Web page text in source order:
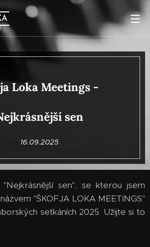
Loka Meetings -
sen
16.09.2025
"Nejkrásnější sen", se kterou jsem
"ŠKOFJA LOKA MEETINGS"
setkáních 2025. Užijte si to